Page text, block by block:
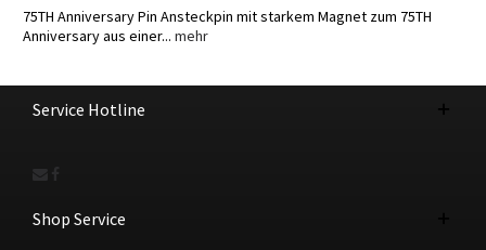
75TH Anniversary Pin Ansteckpin mit starkem Magnet zum 75TH
Anniversary aus einer... mehr
Service Hotline
Shop Service